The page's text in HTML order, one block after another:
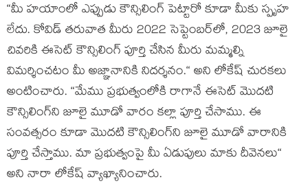
“మీ హయాంలో ఎప్పుడు కౌన్సిలింగ్ పెట్టారో కూడా మీకు స్పృహ
లేదు. కోవిడ్ తరువాత మీరు 2022 సెప్టెంబర్‌లో, 2023 జూలై
చివరికి ఈసెట్ కౌన్సిలింగ్ పూర్తి చేసిన మీరు మమ్మల్ని
విమర్శించటం మీ అజ్ఞానానికి నిదర్శనం.“ అని లోకేష్ చుర‌క‌లు
అంటించారు. “మేము ప్రభుత్వంలోకి రాగానే ఈసెట్ మొదటి
కౌన్సిలింగ్‌ని జూలై మూడో వారం కల్లా పూర్తి చేసాము. ఈ
సంవత్సరం కూడా మొదటి కౌన్సిలింగ్‌ని జూలై మూడో వారానికి
పూర్తి చేస్తాము. మా ప్ర‌భుత్వంపై మీ ఏడుపులు మాకు దీవెన‌లు“
అని నారా లోకేష్ వ్యాఖ్యానించారు.